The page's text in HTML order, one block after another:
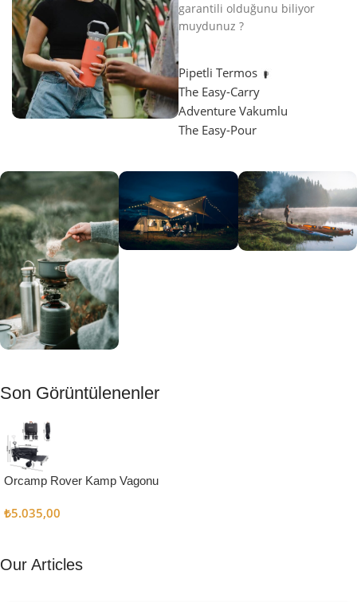
garantili olduğunu biliyor
muydunuz ?
Pipetli Termos
The Easy-Carry
Adventure Vakumlu
The Easy-Pour
Muftağı
Kampçı
Şefler İçin
Keşfet
Son Görüntülenenler
Orcamp Rover Kamp Vagonu
₺5.035,00
Our Articles